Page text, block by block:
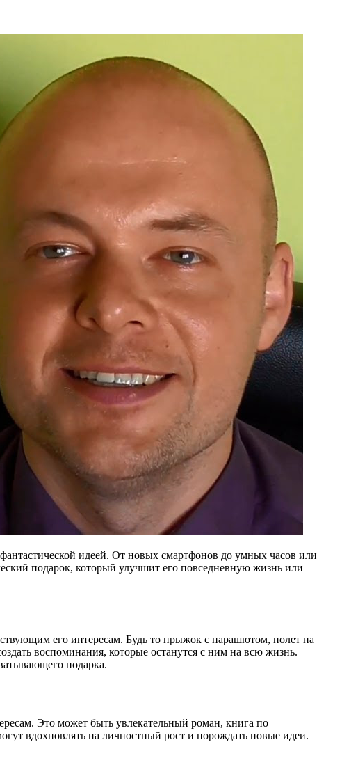
идеей. От новых смартфонов до умных часов или
подарок, который улучшит его повседневную жизнь или
его интересам. Будь то прыжок с парашютом, полет на
воспоминания, которые останутся с ним на всю жизнь.
подарка.
Это может быть увлекательный роман, книга по
вдохновлять на личностный рост и порождать новые идеи.